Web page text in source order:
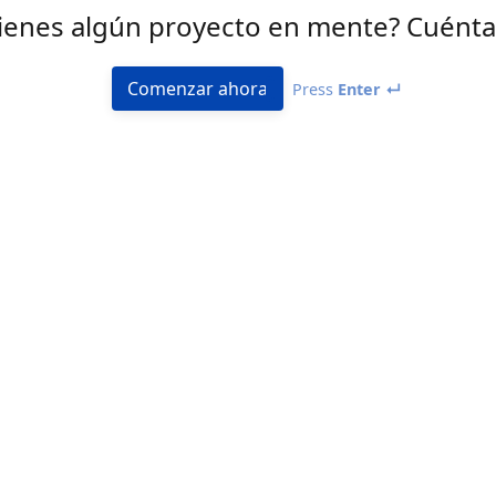
algún proyecto en mente?
Comenzar ahora Press Enter ↵